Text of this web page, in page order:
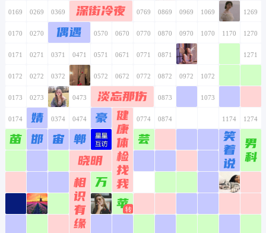
0169 0269 0369 0469
深街冷夜
0569 0669 0769 0869 0969 1069 1169 1269
0170 0270 0370
偶遇
0470 0570 0670 0770 0870 0970 1070 1170 1270
0171 0271 0371 0471 0571 0671 0771 0871 0971 1271
0172 0272 0372 0472 0572 0672 0772 0872 0972 1072
0173 0273 0373 0473 0573
淡忘那伤
0673 0773 0873 1073
0174 0274
婧 0374 0474 0574
豪 0674
健
康
体
检
找
我
0774 0874 1174 1274
0175
苗 0275
邯 0375
宙 0475
郸 0575 0675 0775
芸 1175
笑
着
说
1275
男
科
0476
晓明
0576 0676 1176 1276
0477
相
识
有
缘
0577
万 0677 1177
0278 0478 0578 0678
苹
0479